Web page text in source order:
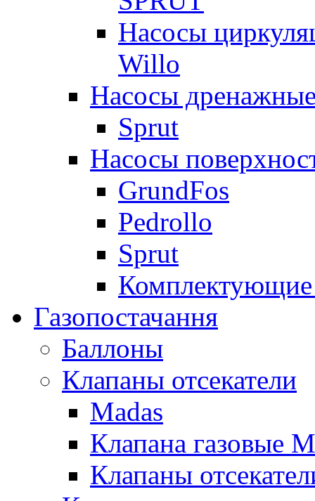
Насосы
Willo
Насосы
Sprut
Насосы
GrundFos
Pedrollo
Sprut
Комплектующие
Газопостачання
Баллоны
Клапаны отсекатели
Madas
Клапана газовые
Клапаны